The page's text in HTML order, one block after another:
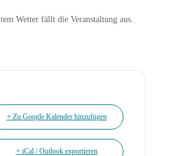
Wetter fällt die Veranstaltung aus.
+ Zu Google Kalender hinzufügen
+ iCal / Outlook exportieren